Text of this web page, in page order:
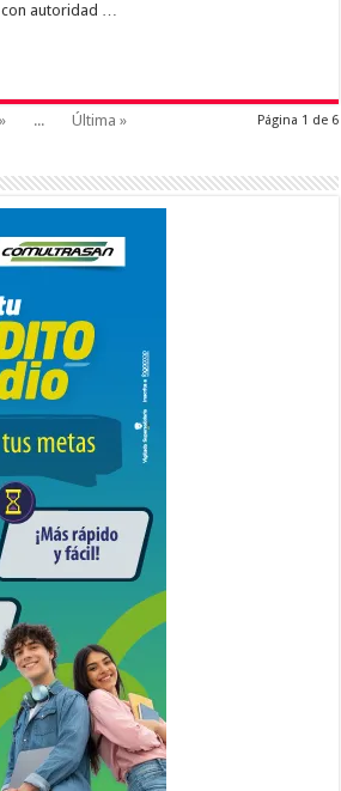
con autoridad …
Página 1 de 6
» ... Última »